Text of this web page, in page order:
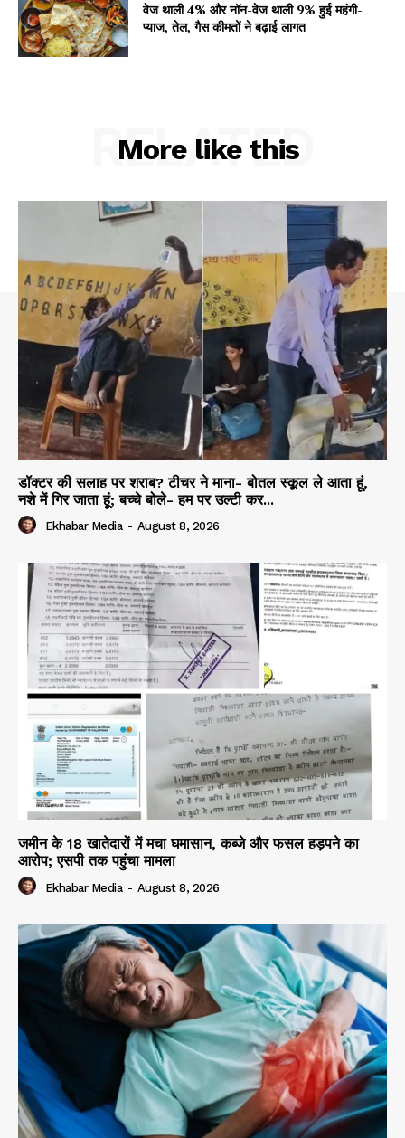
वेज थाली 4% और नॉन-वेज थाली 9% हुई महंगी-
प्याज, तेल, गैस कीमतों ने बढ़ाई लागत
More like this
RELATED
डॉक्टर की सलाह पर शराब? टीचर ने माना- बोतल स्कूल ले आता हूं,
नशे में गिर जाता हूं; बच्चे बोले- हम पर उल्टी कर...
Ekhabar Media - August 8, 2026
जमीन के 18 खातेदारों में मचा घमासान, कब्जे और फसल हड़पने का
आरोप; एसपी तक पहुंचा मामला
Ekhabar Media - August 8, 2026